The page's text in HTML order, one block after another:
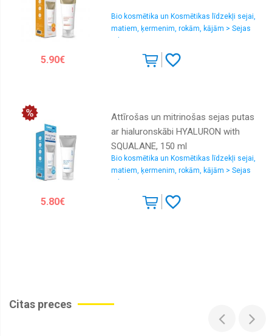
Bio kosmētika un Kosmētikas līdzekļi sejai,
matiem, ķermenim, rokām, kājām > Sejas
5.90€
Attīrošas un mitrinošas sejas putas
ar hialuronskābi HYALURON with
SQUALANE, 150 ml
Bio kosmētika un Kosmētikas līdzekļi sejai,
matiem, ķermenim, rokām, kājām > Sejas
5.80€
Citas preces